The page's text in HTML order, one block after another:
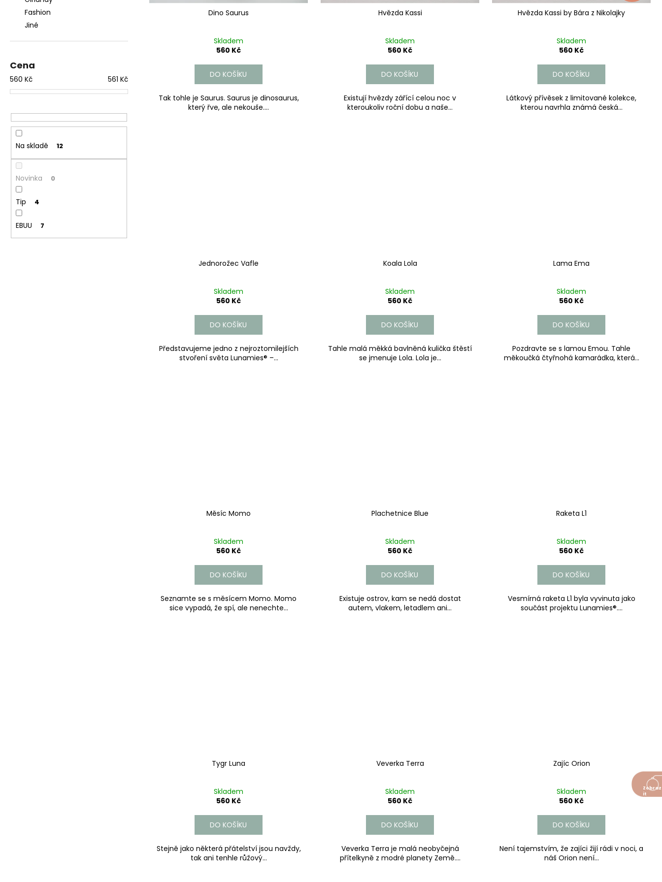
Fashion
Jiné
Cena
560 Kč 561 Kč
Na skladě 12
Novinka 0
Tip 4
EBUU 7
Dino Saurus
Skladem
560 Kč
DO KOŠÍKU
Tak tohle je Saurus. Saurus je dinosaurus,
který řve, ale nekouše....
Hvězda Kassi
Skladem
560 Kč
DO KOŠÍKU
Existují hvězdy zářící celou noc v
kteroukoliv roční dobu a naše...
Hvězda Kassi by Bára z Nikolajky
Skladem
560 Kč
DO KOŠÍKU
Látkový přívěsek z limitované kolekce,
kterou navrhla známá česká...
Jednorožec Vafle
Skladem
560 Kč
DO KOŠÍKU
Představujeme jedno z nejroztomilejších
stvoření světa Lunamies® –...
Koala Lola
Skladem
560 Kč
DO KOŠÍKU
Tahle malá měkká bavlněná kulička štěstí
se jmenuje Lola. Lola je...
Lama Ema
Skladem
560 Kč
DO KOŠÍKU
Pozdravte se s lamou Emou. Tahle
měkoučká čtyřnohá kamarádka, která...
Měsíc Momo
Skladem
560 Kč
DO KOŠÍKU
Seznamte se s měsícem Momo. Momo
sice vypadá, že spí, ale nenechte...
Plachetnice Blue
Skladem
560 Kč
DO KOŠÍKU
Existuje ostrov, kam se nedá dostat
autem, vlakem, letadlem ani...
Raketa L1
Skladem
560 Kč
DO KOŠÍKU
Vesmírná raketa L1 byla vyvinuta jako
součást projektu Lunamies®....
Tygr Luna
Skladem
560 Kč
DO KOŠÍKU
Stejně jako některá přátelství jsou navždy,
tak ani tenhle růžový...
Veverka Terra
Skladem
560 Kč
DO KOŠÍKU
Veverka Terra je malá neobyčejná
přítelkyně z modré planety Země....
Zajíc Orion
Skladem
560 Kč
DO KOŠÍKU
Není tajemstvím, že zajíci žijí rádi v noci, a
náš Orion není...
í
?
HLEDAT
D
o
p
o
u